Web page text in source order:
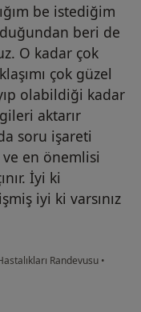
be istediğim
beri de
O kadar çok
çok güzel
olabildiği kadar
aktarır
soru işareti
en önemlisi
İyi ki
iyi ki varsınız
Randevusu •